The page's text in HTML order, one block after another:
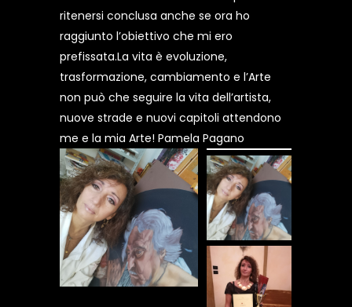
ritenersi conclusa anche se ora ho
raggiunto l’obiettivo che mi ero
prefissata.La vita è evoluzione,
trasformazione, cambiamento e l’Arte
non può che seguire la vita dell’artista,
nuove strade e nuovi capitoli attendono
me e la mia Arte! Pamela Pagano